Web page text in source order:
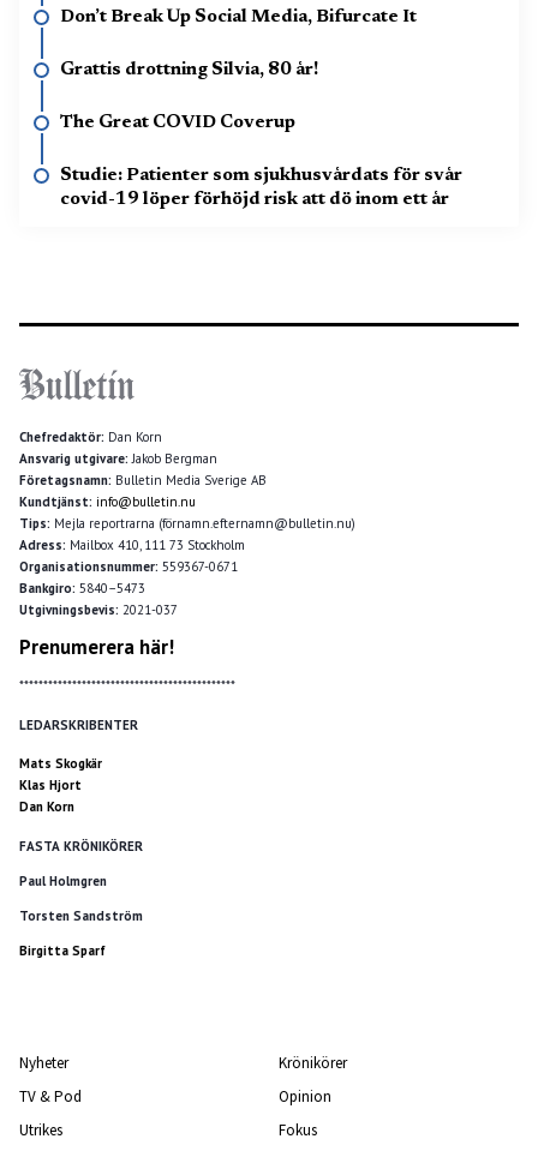
Don’t Break Up Social Media, Bifurcate It
Grattis drottning Silvia, 80 år!
The Great COVID Coverup
Studie: Patienter som sjukhusvårdats för svår
covid-19 löper förhöjd risk att dö inom ett år
Chefredaktör: Dan Korn
Ansvarig utgivare: Jakob Bergman
Företagsnamn: Bulletin Media Sverige AB
Kundtjänst: info@bulletin.nu
Tips: Mejla reportrarna (förnamn.efternamn@bulletin.nu)
Adress: Mailbox 410, 111 73 Stockholm
Organisationsnummer: 559367-0671
Bankgiro: 5840–5473
Utgivningsbevis: 2021-037
Prenumerera här!
*********************************************
LEDARSKRIBENTER
Mats Skogkär
Klas Hjort
Dan Korn
FASTA KRÖNIKÖRER
Paul Holmgren
Torsten Sandström
Birgitta Sparf
Nyheter
TV & Pod
Utrikes
Krönikörer
Opinion
Fokus